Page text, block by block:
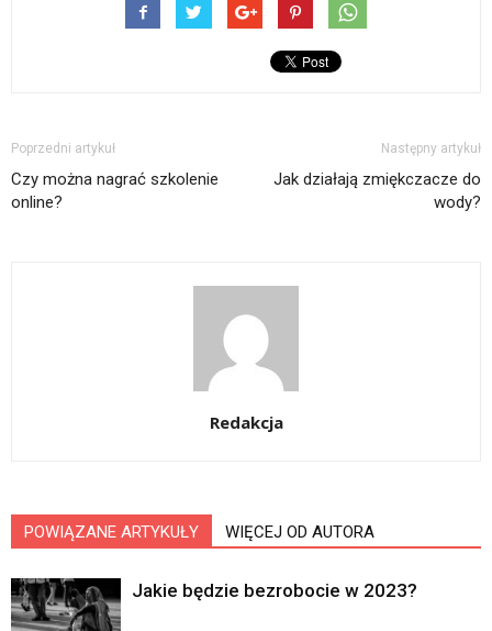
Poprzedni artykuł
Czy można nagrać szkolenie
online?
Następny artykuł
Jak działają zmiękczacze do
wody?
Redakcja
POWIĄZANE ARTYKUŁY WIĘCEJ OD AUTORA
Jakie będzie bezrobocie w 2023?